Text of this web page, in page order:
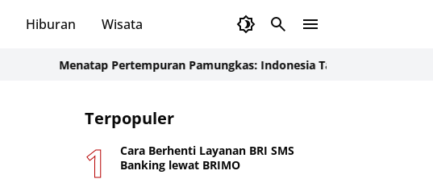
Hiburan Wisata
Menatap Pertempuran Pamungkas: Indonesia Tancap Gas Menjelang Laga
Terpopuler
Cara Berhenti Layanan BRI SMS
Banking lewat BRIMO